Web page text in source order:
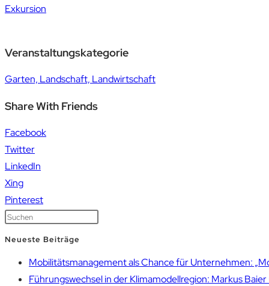
Exkursion
Veranstaltungskategorie
Garten, Landschaft, Landwirtschaft
Share With Friends
Facebook
Twitter
LinkedIn
Xing
Pinterest
Neueste Beiträge
Mobilitätsmanagement als Chance für Unternehmen:
Führungswechsel in der Klimamodellregion: Markus